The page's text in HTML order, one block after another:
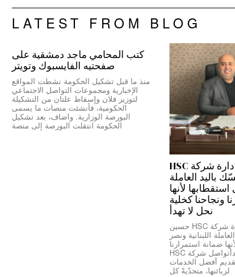
LATEST FROM BLOG
رئيس مجلس إدارة شركة HSC
باليد العاملة
استقطابها لأنها
ونجاحنا كخلية
نحل لا تهدأ
*رئيس مجلس إدارة شركة HSC حسين
اللبنانية ونصر
ضمانة استمرارنا
ونجاحنا كخلية نحل لا تهدأتواصل شركة HSC
أفضل الخدمات
لزبائنها، متحدّيةً كل
كتب المحامي ماجد دمشقية على
صفحتيه الفايسبوك وتويتر
منذ ما قبل تشكيل الحكومة نشطت المواقع
الإخبارية ومجموعات التواصل الاجتماعي
لتوزير فلان وإسقاط علتان من التشكيلة
الحكومية، فأنشئت منصات ما يسمى
البورصة الوزارية. واضاف، بعد تشكيل
الحكومة انتقلت البورصة إلى منصة